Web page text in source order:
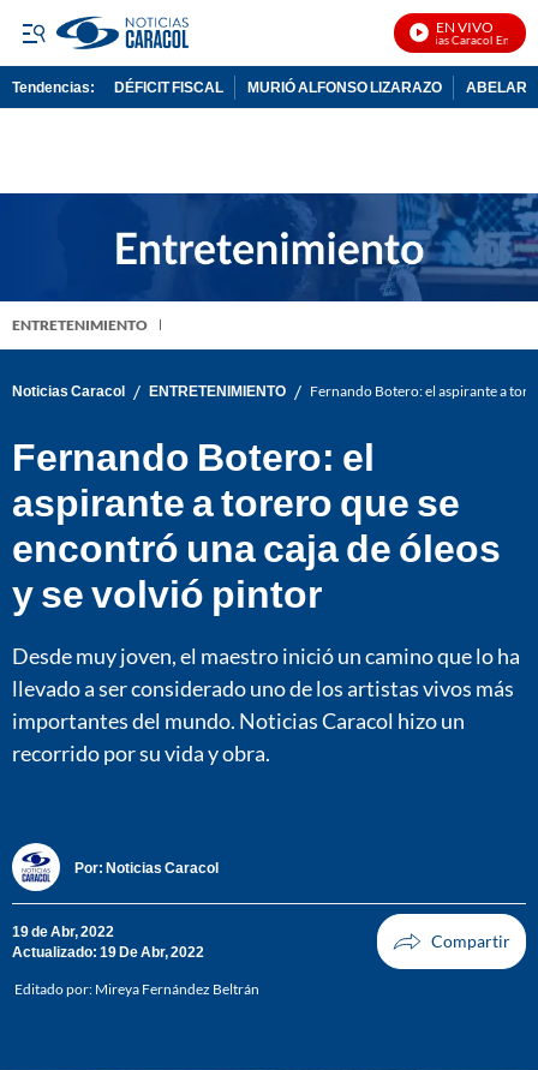
EN VIVO
Noticias Caracol En Vivo
Tendencias: DÉFICIT FISCAL MURIÓ ALFONSO LIZARAZO
ENTRETENIMIENTO
Noticias Caracol / ENTRETENIMIENTO / Fernando Botero: el aspirante a
Fernando Botero: el
aspirante a torero que se
encontró una caja de óleos
y se volvió pintor
Desde muy joven, el maestro inició un camino que lo ha
llevado a ser considerado uno de los artistas vivos más
importantes del mundo. Noticias Caracol hizo un
recorrido por su vida y obra.
Por: Noticias Caracol
19 de Abr, 2022
Actualizado: 19 De Abr, 2022
Editado por: Mireya Fernández Beltrán